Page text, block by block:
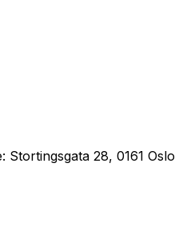
Stortingsgata 28, 0161 Oslo